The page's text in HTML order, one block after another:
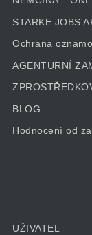
STARKE JOBS
Ochrana
AGENTURNÍ
BLOG
Hodnocení od
UŽIVATEL